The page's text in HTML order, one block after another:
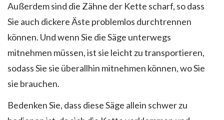
Außerdem sind die Zähne der Kette scharf, so dass
Sie auch dickere Äste problemlos durchtrennen
können. Und wenn Sie die Säge unterwegs
mitnehmen müssen, ist sie leicht zu transportieren,
sodass Sie sie überallhin mitnehmen können, wo Sie
sie brauchen.
Bedenken Sie, dass diese Säge allein schwer zu